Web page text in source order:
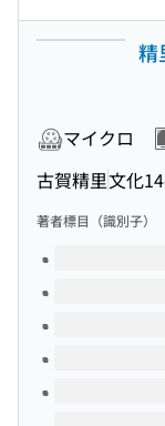
精
マイクロ
古賀精里文化
著者標目（識別子）
このタイトルの巻号